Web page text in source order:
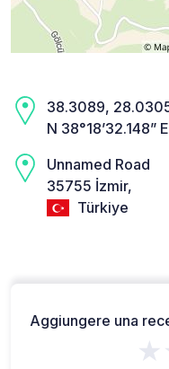
38.3089,
N 38°18’32.148”
Unnamed Road
35755 İzmir,
Türkiye
Aggiungere una